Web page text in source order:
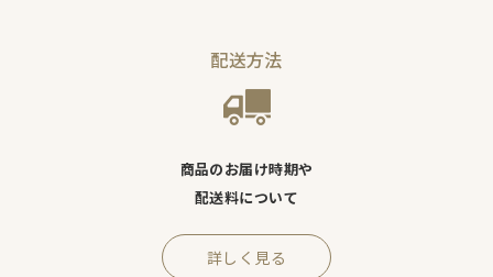
配送方法
商品のお届け時期や
配送料について
詳しく見る